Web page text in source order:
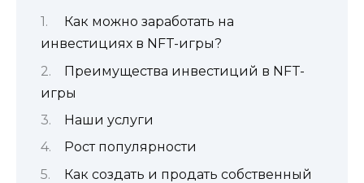
Как можно заработать на
инвестициях в NFT-игры?
Преимущества инвестиций в NFT-
игры
Наши услуги
Рост популярности
Как создать и продать собственный